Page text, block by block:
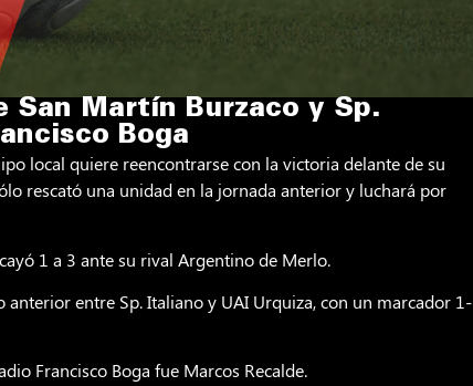
San Martín Burzaco y Sp.
Boga
local quiere reencontrarse con la victoria delante de su
rescató una unidad en la jornada anterior y luchará por
1 a 3 ante su rival Argentino de Merlo.
entre Sp. Italiano y UAI Urquiza, con un marcador 1-
Francisco Boga fue Marcos Recalde.